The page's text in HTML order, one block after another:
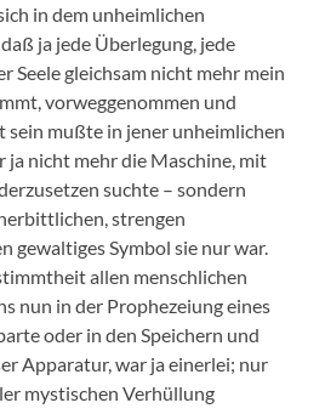
in dem unheimlichen
ja jede Überlegung, jede
Seele gleichsam nicht mehr mein
vorweggenommen und
sein mußte in jener unheimlichen
ja nicht mehr die Maschine, mit
suchte – sondern
strengen
gewaltiges Symbol sie nur war.
allen menschlichen
nun in der Prophezeiung eines
oder in den Speichern und
Apparatur, war ja einerlei; nur
mystischen Verhüllung